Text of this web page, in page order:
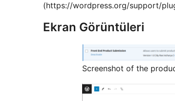
(https://wordpress.org/support/
Ekran Görüntüleri
Screenshot of the